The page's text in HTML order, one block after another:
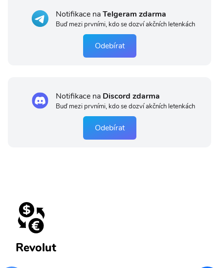
Notifikace naTelgeram zdarma
Buď mezi prvními, kdo se dozví akčních letenkách
Odebírat
Notifikace na Discord zdarma
Buď mezi prvními, kdo se dozví akčních letenkách
Odebírat
Revolut